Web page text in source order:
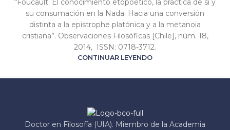
“Foucault: El conocimiento etopoético, la práctica de sí y
su consumación en la Nada. Hacia una conversión
distinta a la epistrophe platónica y a la metanoia
cristiana”. Observaciones Filosóficas [Chile], núm. 18,
2014, ISSN: 0718-3712.
CONTINUAR LEYENDO
Doctor en Filosofía (UIA). Miembro de la Academia